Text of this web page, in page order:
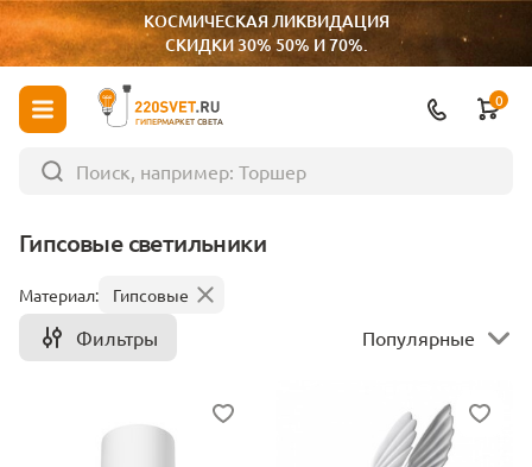
КОСМИЧЕСКАЯ ЛИКВИДАЦИЯ
СКИДКИ 30% 50% И 70%.
ГИПЕРМАРКЕТ СВЕТА
0
Гипсовые светильники
Материал: Гипсовые
Фильтры Популярные